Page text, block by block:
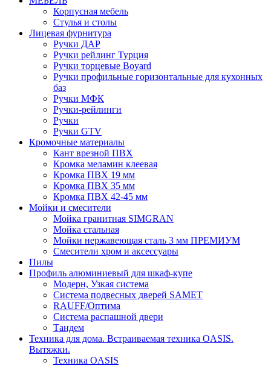
Корпусная мебель
Стулья и столы
Лицевая фурнитура
Ручки ДАР
Ручки рейлинг Турция
Ручки торцевые Boyard
Ручки профильные горизонтальные для кухонных
баз
Ручки МФК
Ручки-рейлинги
Ручки
Ручки GTV
Кромочные материалы
Кант врезной ПВХ
Кромка меламин клеевая
Кромка ПВХ 19 мм
Кромка ПВХ 35 мм
Кромка ПВХ 42-45 мм
Мойки и смесители
Мойка гранитная SIMGRAN
Мойка стальная
Мойки нержавеющая сталь 3 мм ПРЕМИУМ
Смесители хром и аксессуары
Пилы
Профиль алюминиевый для шкаф-купе
Модерн, Узкая система
Система подвесных дверей SAMET
RAUFF/Оптима
Система распашной двери
Тандем
Техника для дома. Встраиваемая техника OASIS.
Вытяжки.
Техника OASIS